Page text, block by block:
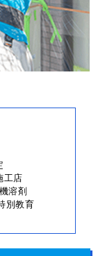
工店
溶剤
別教育